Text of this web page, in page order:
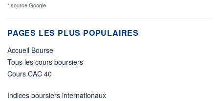
* source Google
PAGES LES PLUS POPULAIRES
Accueil Bourse
Tous les cours boursiers
Cours CAC 40
Indices boursiers internationaux